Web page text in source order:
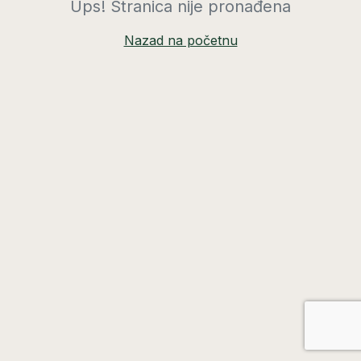
Ups! Stranica nije pronađena
Nazad na početnu